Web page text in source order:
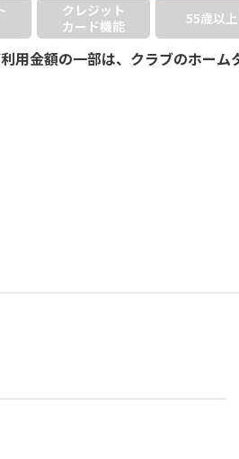
クレジット
カード機能
55歳以上
用金額の一部は、クラブのホーム